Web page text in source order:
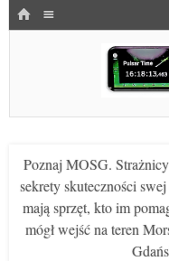
HOME
Pulsarowy.pl
Poznaj MOSG.
sekrety skuteczności
mają sprzęt, kto im
mógł wejść na teren